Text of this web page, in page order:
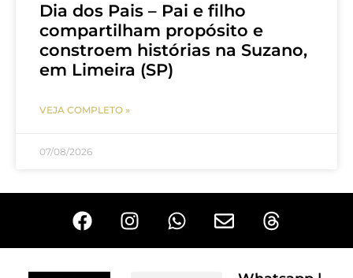
Dia dos Pais – Pai e filho
compartilham propósito e
constroem histórias na Suzano,
em Limeira (SP)
VEJA COMPLETO »
07/08/2026